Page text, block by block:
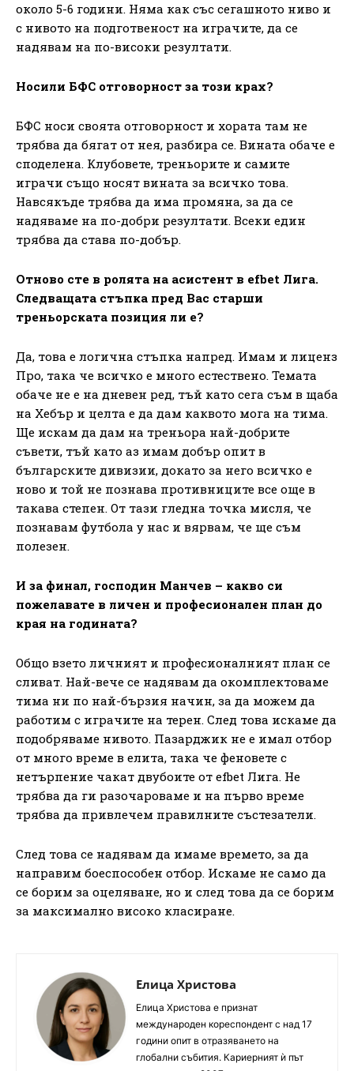
около 5-6 години. Няма как със сегашното ниво и
с нивото на подготвеност на играчите, да се
надявам на по-високи резултати.
Носили БФС отговорност за този крах?
БФС носи своята отговорност и хората там не
трябва да бягат от нея, разбира се. Вината обаче е
споделена. Клубовете, треньорите и самите
играчи също носят вината за всичко това.
Навсякъде трябва да има промяна, за да се
надяваме на по-добри резултати. Всеки един
трябва да става по-добър.
Отново сте в ролята на асистент в efbet Лига.
Следващата стъпка пред Вас старши
треньорската позиция ли е?
Да, това е логична стъпка напред. Имам и лиценз
Про, така че всичко е много естествено. Темата
обаче не е на дневен ред, тъй като сега съм в щаба
на Хебър и целта е да дам каквото мога на тима.
Ще искам да дам на треньора най-добрите
съвети, тъй като аз имам добър опит в
българските дивизии, докато за него всичко е
ново и той не познава противниците все още в
такава степен. От тази гледна точка мисля, че
познавам футбола у нас и вярвам, че ще съм
полезен.
И за финал, господин Манчев – какво си
пожелавате в личен и професионален план до
края на годината?
Общо взето личният и професионалният план се
сливат. Най-вече се надявам да окомплектоваме
тима ни по най-бързия начин, за да можем да
работим с играчите на терен. След това искаме да
подобряваме нивото. Пазарджик не е имал отбор
от много време в елита, така че феновете с
нетърпение чакат двубоите от efbet Лига. Не
трябва да ги разочароваме и на първо време
трябва да привлечем правилните състезатели.
След това се надявам да имаме времето, за да
направим боеспособен отбор. Искаме не само да
се борим за оцеляване, но и след това да се борим
за максимално високо класиране.
Елица Христова
Елица Христова е признат
международен кореспондент с над 17
години опит в отразяването на
глобални събития. Кариерният ѝ път